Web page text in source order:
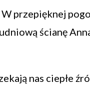
W przepięknej
ścianę
nas ciepłe